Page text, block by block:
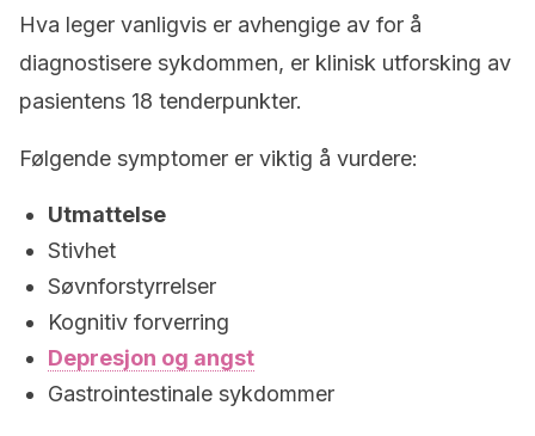
Hva leger vanligvis er avhengige av for å
diagnostisere sykdommen, er klinisk utforsking av
pasientens 18 tenderpunkter.
Følgende symptomer er viktig å vurdere:
Utmattelse
Stivhet
Søvnforstyrrelser
Kognitiv forverring
Depresjon og angst
Gastrointestinale sykdommer